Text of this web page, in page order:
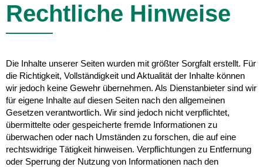
Rechtliche Hinweise
Die Inhalte unserer Seiten wurden mit größter Sorgfalt erstellt. Für
die Richtigkeit, Vollständigkeit und Aktualität der Inhalte können
wir jedoch keine Gewehr übernehmen. Als Dienstanbieter sind wir
für eigene Inhalte auf diesen Seiten nach den allgemeinen
Gesetzen verantwortlich. Wir sind jedoch nicht verpflichtet,
übermittelte oder gespeicherte fremde Informationen zu
überwachen oder nach Umständen zu forschen, die auf eine
rechtswidrige Tätigkeit hinweisen. Verpflichtungen zu Entfernung
oder Sperrung der Nutzung von Informationen nach den